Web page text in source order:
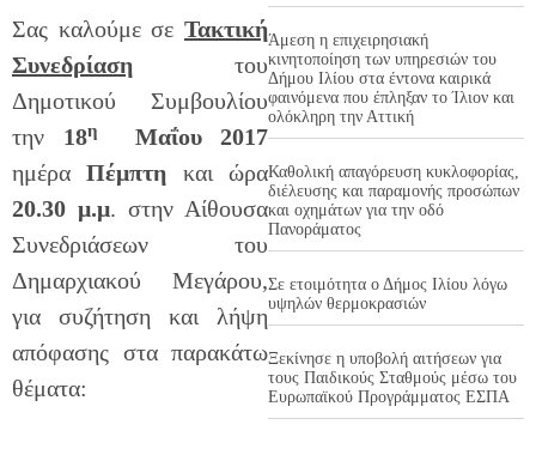
Σας καλούμε σε Τακτική
Συνεδρίαση του
Δημοτικού Συμβουλίου
την 18η
Μαΐου 2017
ημέραΠέμπτη και ώρα
20.30 μ.μ. στην Αίθουσα
Συνεδριάσεων του
Δημαρχιακού Μεγάρου,
για συζήτηση και λήψη
απόφασης στα παρακάτω
θέματα:
Άμεση η επιχειρησιακή
κινητοποίηση των υπηρεσιών του
Δήμου Ιλίου στα έντονα καιρικά
φαινόμενα που έπληξαν το Ίλιον και
ολόκληρη την Αττική
Καθολική απαγόρευση κυκλοφορίας,
διέλευσης και παραμονής προσώπων
και οχημάτων για την οδό
Πανοράματος
Σε ετοιμότητα ο Δήμος Ιλίου λόγω
υψηλών θερμοκρασιών
Ξεκίνησε η υποβολή αιτήσεων για
τους Παιδικούς Σταθμούς μέσω του
Ευρωπαϊκού Προγράμματος ΕΣΠΑ